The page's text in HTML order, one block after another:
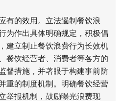
有的效用。立法遏制餐饮浪
为作出具体明确规定，积极倡
建立制止餐饮浪费行为长效机
餐饮经营者、消费者等各方的
督措施，并著眼于构建事前防
重的制度机制。明确餐饮经营
举报机制，鼓励曝光浪费现